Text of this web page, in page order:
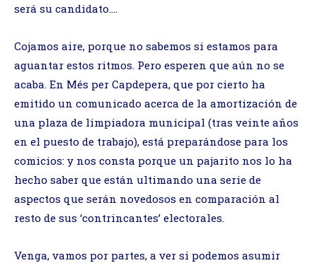
será su candidato….
Cojamos aire, porque no sabemos si estamos para
aguantar estos ritmos. Pero esperen que aún no se
acaba. En Més per Capdepera, que por cierto ha
emitido un comunicado acerca de la amortización de
una plaza de limpiadora municipal (tras veinte años
en el puesto de trabajo), está preparándose para los
comicios: y nos consta porque un pajarito nos lo ha
hecho saber que están ultimando una serie de
aspectos que serán novedosos en comparación al
resto de sus ‘contrincantes’ electorales.
Venga, vamos por partes, a ver si podemos asumir